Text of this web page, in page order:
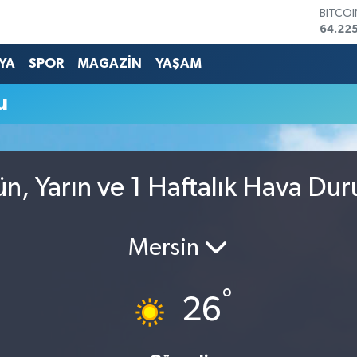
GRAM
13.799
SPOR MAGAZİN YAŞAM
Yarın ve 1 Haftalık Hava
Mersin
26°